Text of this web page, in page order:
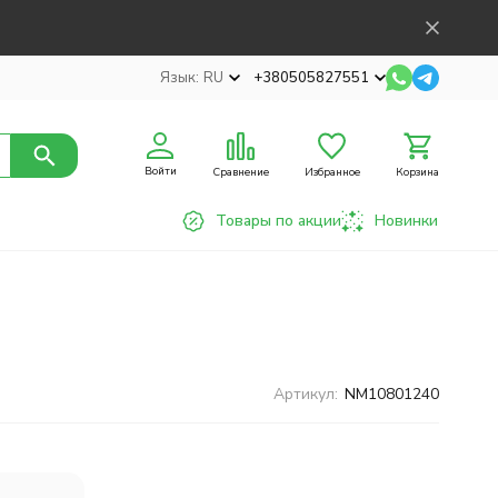
Язык: RU +380505827551
Войти Сравнение Избранное Корзина
Товары по акции Новинки
Артикул: NM10801240